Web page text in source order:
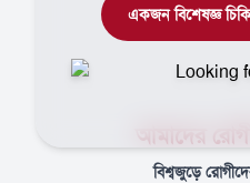
একজন বিশেষজ্ঞ
আমাদের
বিশ্বজুড়ে